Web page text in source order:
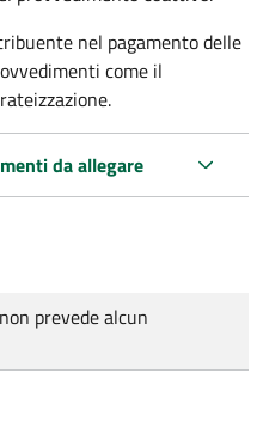
nel pagamento delle
come il
da allegare
prevede alcun